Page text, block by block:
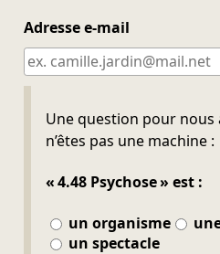
Adresse e-mail
Une question pour nous
n’êtes pas une machine :
« 4.48 Psychose » est :
un organisme
un spectacle
Ne pas remplir